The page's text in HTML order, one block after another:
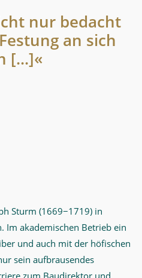
nur bedacht
an sich
[...]«
Sturm (1669−1719) in
Im akademischen Betrieb ein
und auch mit der höfischen
sein aufbrausendes
zum Baudirektor und